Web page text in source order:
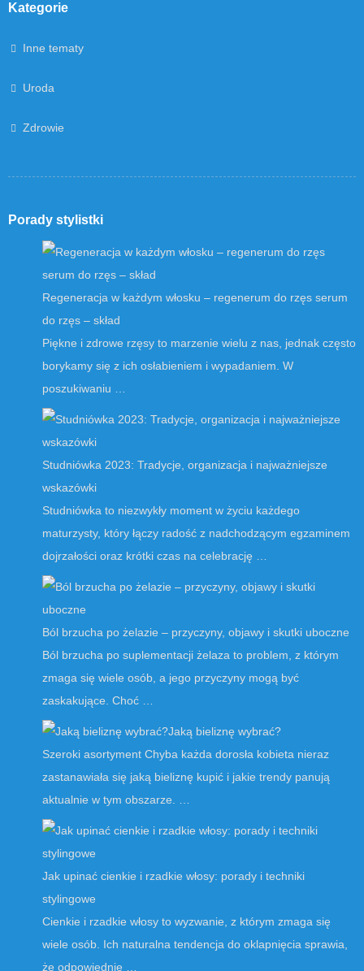
Kategorie
Inne tematy
Uroda
Zdrowie
Porady stylistki
Regeneracja w każdym włosku – regenerum do rzęs serum
do rzęs – skład
Piękne i zdrowe rzęsy to marzenie wielu z nas, jednak często
borykamy się z ich osłabieniem i wypadaniem. W
poszukiwaniu …
Studniówka 2023: Tradycje, organizacja i najważniejsze
wskazówki
Studniówka to niezwykły moment w życiu każdego
maturzysty, który łączy radość z nadchodzącym egzaminem
dojrzałości oraz krótki czas na celebrację …
Ból brzucha po żelazie – przyczyny, objawy i skutki uboczne
Ból brzucha po suplementacji żelaza to problem, z którym
zmaga się wiele osób, a jego przyczyny mogą być
zaskakujące. Choć …
Jaką bieliznę wybrać?
Szeroki asortyment Chyba każda dorosła kobieta nieraz
zastanawiała się jaką bieliznę kupić i jakie trendy panują
aktualnie w tym obszarze. …
Jak upinać cienkie i rzadkie włosy: porady i techniki
stylingowe
Cienkie i rzadkie włosy to wyzwanie, z którym zmaga się
wiele osób. Ich naturalna tendencja do oklapnięcia sprawia,
że odpowiednie …